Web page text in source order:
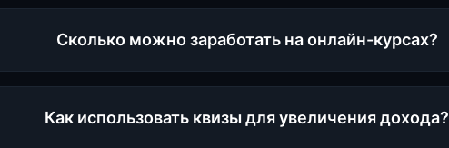
Сколько можно заработать на онлайн-курсах?
Как использовать квизы для увеличения дохода?